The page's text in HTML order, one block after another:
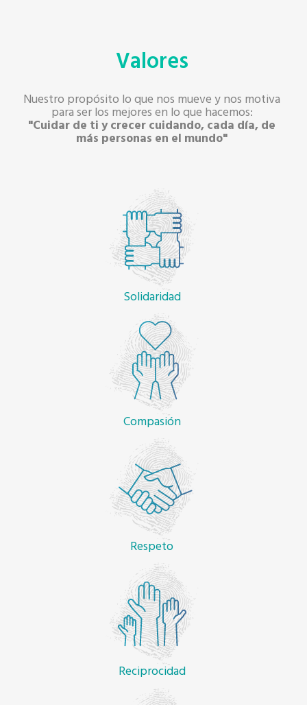
Valores
Nuestro propósito lo que nos mueve y nos motiva
para ser los mejores en lo que hacemos:
"Cuidar de ti y crecer cuidando, cada día, de
más personas en el mundo"
Solidaridad
Compasión
Respeto
Reciprocidad